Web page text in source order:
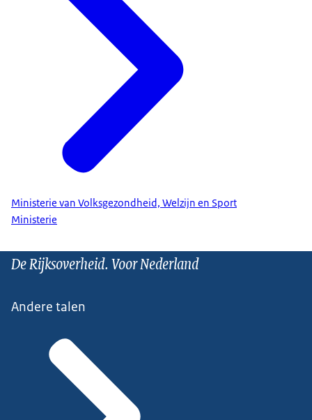
Ministerie van Volksgezondheid, Welzijn en Sport
Ministerie
De Rijksoverheid. Voor Nederland
Andere talen